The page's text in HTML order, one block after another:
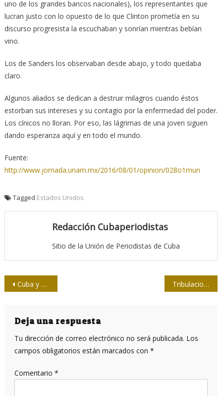
uno de los grandes bancos nacionales), los representantes que
lucran justo con lo opuesto de lo que Clinton prometía en su
discurso progresista la escuchaban y sonrían mientras bebían
vino.
Los de Sanders los observaban desde abajo, y todo quedaba
claro.
Algunos aliados se dedican a destruir milagros cuando éstos
estorban sus intereses y su contagio por la enfermedad del poder.
Los cínicos no lloran. Por eso, las lágrimas de una joven siguen
dando esperanza aquí y en todo el mundo.
Fuente:
http://www.jornada.unam.mx/2016/08/01/opinion/028o1mun
Tagged Estados Unidos
Redacción Cubaperiodistas
Sitio de la Unión de Periodistas de Cuba
Navegación
entradas
Cuba y EE.UU. avanzan en diálogo sobre compensaciones mutuas Tribulaciones de unos periodistas cubanos camino a Río de Janeiro
Deja una respuesta
Tu dirección de correo electrónico no será publicada. Los
campos obligatorios están marcados con *
Comentario *